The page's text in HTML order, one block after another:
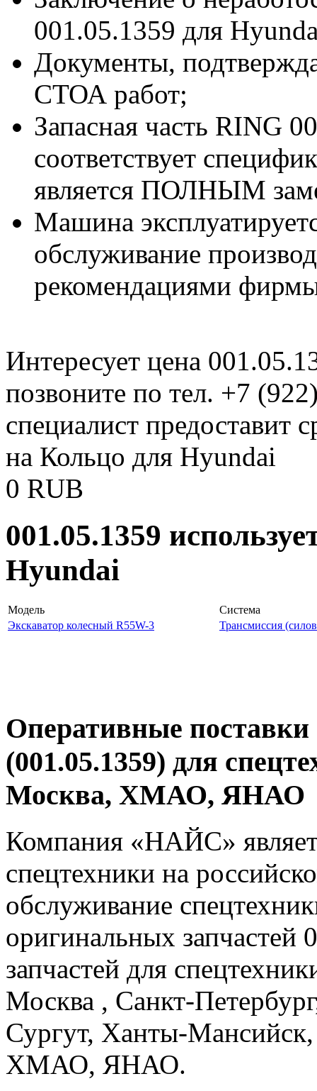
001.05.1359 для
Документы,
СТОА работ;
Запасная часть RING
соответствует
является ПОЛНЫМ
Машина
обслуживание
рекомендациями
Интересует цена
позвоните по тел. +7
специалист предоставит
на Кольцо для Hyundai
0 RUB
001.05.1359
Hyundai
Модель
Система
Экскаватор колесный R55W-3
Трансмиссия
Оперативные
(001.05.1359) для
Москва, ХМАО, ЯНАО
Компания «НАЙС»
спецтехники на
обслуживание
оригинальных запчастей
запчастей для
Москва , Санкт-
Сургут, Ханты-
ХМАО, ЯНАО.